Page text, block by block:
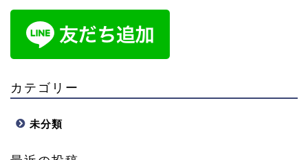
カテゴリー
未分類